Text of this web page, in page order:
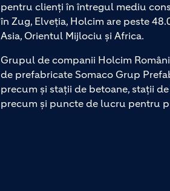
pentru clienți în întregul mediu
în Zug, Elveția, Holcim are peste
Asia, Orientul Mijlociu și Africa.
Grupul de companii Holcim
de prefabricate Somaco Grup
precum și stații de betoane, stații
precum și puncte de lucru pentru